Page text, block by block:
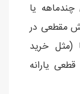
یا
مقطعی در
(مثل خرید
یارانه